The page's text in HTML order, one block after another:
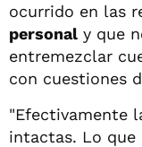
ocurrido en las
personal y que
entremezclar
con cuestiones
"Efectivamente
intactas. Lo que